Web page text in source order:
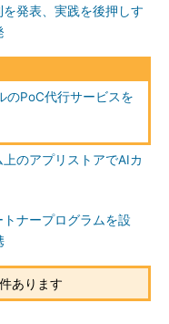
発表、実践を後押しす
のPoC代行サービスを
のアプリストアでAIカ
ナープログラムを設
あります